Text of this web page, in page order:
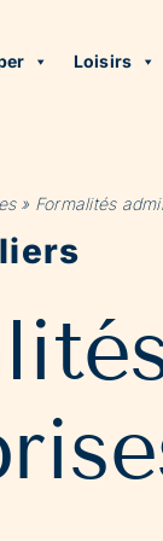
Loisirs
» Formalités